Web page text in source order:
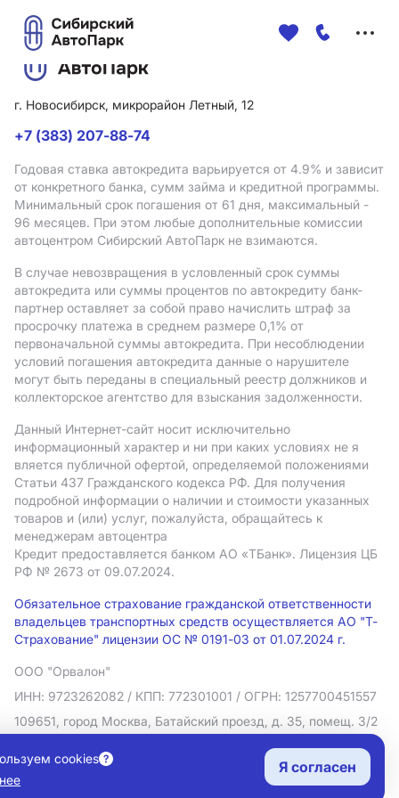
г. Новосибирск, микрорайон Летный, 12
+7 (383) 207-88-74
Годовая ставка автокредита варьируется от 4.9% и зависит
от конкретного банка, сумм займа и кредитной программы.
Минимальный срок погашения от 61 дня, максимальный -
96 месяцев. При этом любые дополнительные комиссии
автоцентром Сибирский АвтоПарк не взимаются.
В случае невозвращения в условленный срок суммы
автокредита или суммы процентов по автокредиту банк-
партнер оставляет за собой право начислить штраф за
просрочку платежа в среднем размере 0,1% от
первоначальной суммы автокредита. При несоблюдении
условий погашения автокредита данные о нарушителе
могут быть переданы в специальный реестр должников и
коллекторское агентство для взыскания задолженности.
Данный Интернет-сайт носит исключительно
информационный характер и ни при каких условиях не я
вляется публичной офертой, определяемой положениями
Статьи 437 Гражданского кодекса РФ. Для получения
подробной информации о наличии и стоимости указанных
товаров и (или) услуг, пожалуйста, обращайтесь к
менеджерам автоцентра
Кредит предоставляется банком АO «ТБанк». Лицензия ЦБ
РФ № 2673 от 09.07.2024.
Обязательное страхование гражданской ответственности
владельцев транспортных средств осуществляется АО "Т-
Страхование" лицензии ОС № 0191-03 от 01.07.2024 г.
ООО "Орвалон"
ИНН: 9723262082 / КПП: 772301001 / ОГРН: 1257700451557
109651, город Москва, Батайский проезд, д. 35, помещ. 3/2
Политика в отношении обработки персональных данных
Согласие на рекламную рассылку
Правовая информация
cookies
Я согласен